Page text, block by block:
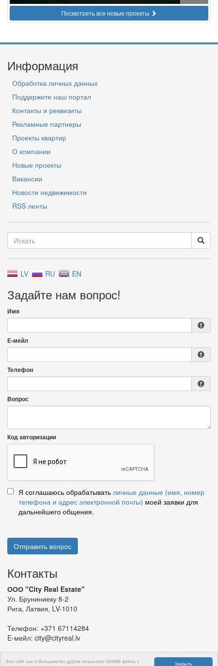
Закрыть
Этот сайт как и большинство других использует cookie-файлы с
Посмотреть все новые проекты
Информация
Обработка личных данных
Поддержите наш портал
Контакты и реквизиты
Рекламные партнеры
Проекты квартир
О компании
Новые проекты
Вакансии
Новости недвижимости
RSS ленты
LV RU EN
Задайте нам вопрос!
Имя
Е-мейл
Телефон
Вопрос
Код авторизации
Я соглашаюсь обрабатывать личные данные (имя, номер
телефона и адрес электронной почты) моей заявки для
дальнейшего общения.
Отправить вопрос
Контакты
ООО "City Real Estate"
Ул. Бруниниеку 8-2
Рига, Латвия, LV-1010
Телефон: +371 67114284
E-мейл: city@cityreal.lv